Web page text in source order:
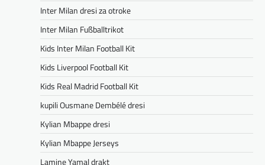
Inter Milan dresi za otroke
Inter Milan Fußballtrikot
Kids Inter Milan Football Kit
Kids Liverpool Football Kit
Kids Real Madrid Football Kit
kupili Ousmane Dembélé dresi
Kylian Mbappe dresi
Kylian Mbappe Jerseys
Lamine Yamal drakt